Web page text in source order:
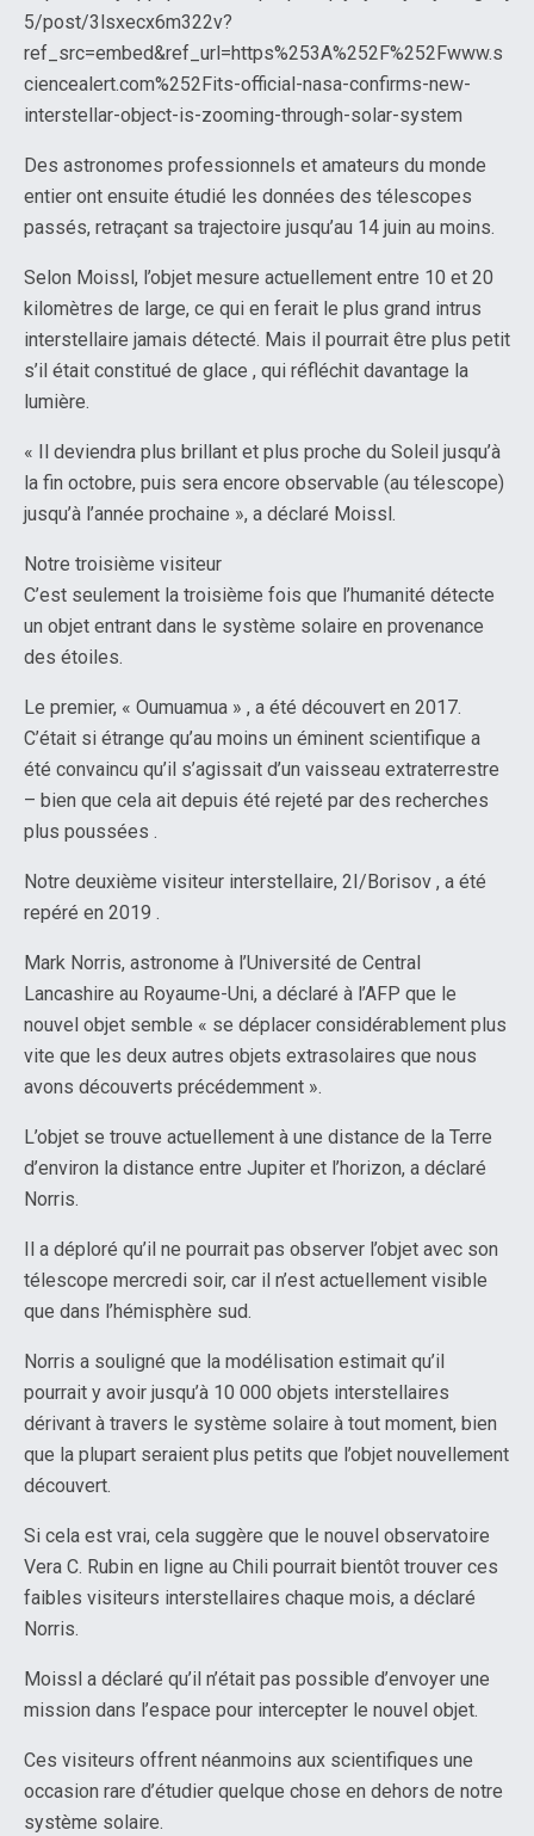
5/post/3lsxecx6m322v?
ref_src=embed&ref_url=https%253A%252F%252Fwww.s
ciencealert.com%252Fits-official-nasa-confirms-new-
interstellar-object-is-zooming-through-solar-system
Des astronomes professionnels et amateurs du monde
entier ont ensuite étudié les données des télescopes
passés, retraçant sa trajectoire jusqu’au 14 juin au moins.
Selon Moissl, l’objet mesure actuellement entre 10 et 20
kilomètres de large, ce qui en ferait le plus grand intrus
interstellaire jamais détecté. Mais il pourrait être plus petit
s’il était constitué de glace , qui réfléchit davantage la
lumière.
« Il deviendra plus brillant et plus proche du Soleil jusqu’à
la fin octobre, puis sera encore observable (au télescope)
jusqu’à l’année prochaine », a déclaré Moissl.
Notre troisième visiteur
C’est seulement la troisième fois que l’humanité détecte
un objet entrant dans le système solaire en provenance
des étoiles.
Le premier, « Oumuamua » , a été découvert en 2017.
C’était si étrange qu’au moins un éminent scientifique a
été convaincu qu’il s’agissait d’un vaisseau extraterrestre
– bien que cela ait depuis été rejeté par des recherches
plus poussées .
Notre deuxième visiteur interstellaire, 2I/Borisov , a été
repéré en 2019 .
Mark Norris, astronome à l’Université de Central
Lancashire au Royaume-Uni, a déclaré à l’AFP que le
nouvel objet semble « se déplacer considérablement plus
vite que les deux autres objets extrasolaires que nous
avons découverts précédemment ».
L’objet se trouve actuellement à une distance de la Terre
d’environ la distance entre Jupiter et l’horizon, a déclaré
Norris.
Il a déploré qu’il ne pourrait pas observer l’objet avec son
télescope mercredi soir, car il n’est actuellement visible
que dans l’hémisphère sud.
Norris a souligné que la modélisation estimait qu’il
pourrait y avoir jusqu’à 10 000 objets interstellaires
dérivant à travers le système solaire à tout moment, bien
que la plupart seraient plus petits que l’objet nouvellement
découvert.
Si cela est vrai, cela suggère que le nouvel observatoire
Vera C. Rubin en ligne au Chili pourrait bientôt trouver ces
faibles visiteurs interstellaires chaque mois, a déclaré
Norris.
Moissl a déclaré qu’il n’était pas possible d’envoyer une
mission dans l’espace pour intercepter le nouvel objet.
Ces visiteurs offrent néanmoins aux scientifiques une
occasion rare d’étudier quelque chose en dehors de notre
système solaire.